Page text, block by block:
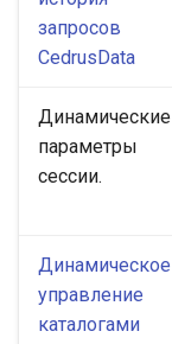
запросов
CedrusData
Динамические
параметры
сессии.
Динамическое
управление
каталогами